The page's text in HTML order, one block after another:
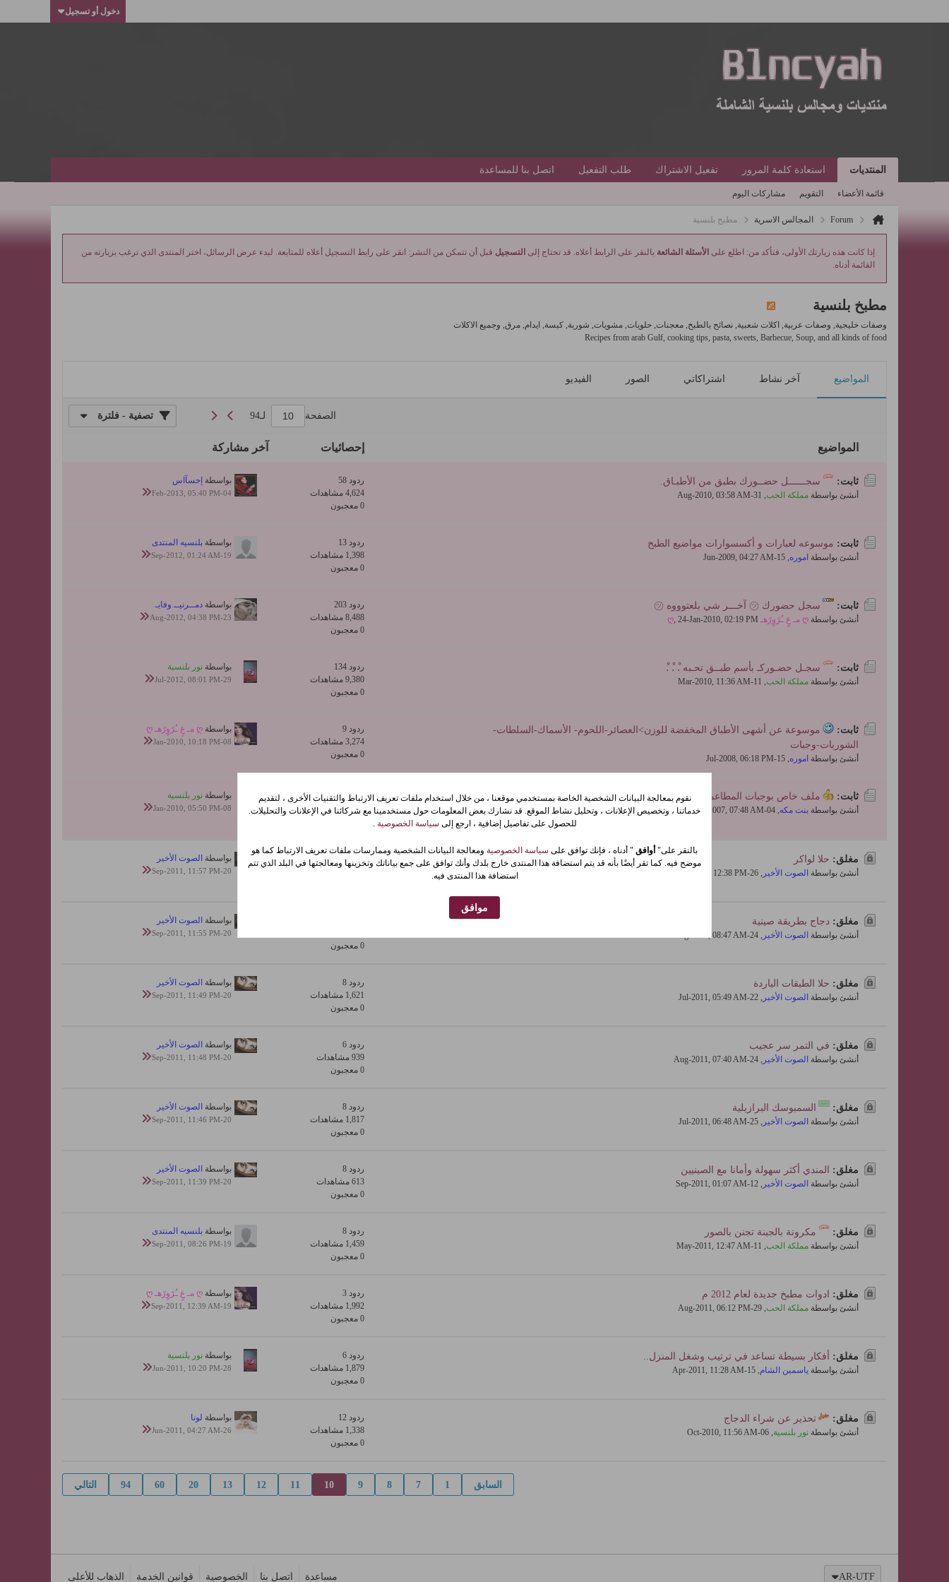
دخول أو تسجيل
المنتديات استعادة كلمة المرور تفعيل الاشتراك طلب التفعيل اتصل بنا للمساعدة
قائمة الأعضاء التقويم مشاركات اليوم
Forum المجالس الاسرية مطبخ بلنسية
إذا كانت هذه زيارتك الأولى، فتأكد من: اطلع على الأسئلة الشائعة بالنقر على الرابط أعلاه. قد تحتاج إلى التسجيل قبل أن تتمكن من النشر: انقر على رابط التسجيل أعلاه للمتابعة. لبدء عرض الرسائل، اختر المنتدى الذي ترغب بزيارته من
القائمة أدناه.
مطبخ بلنسية
وصفات خليجية, وصفات عربية, اكلات شعبية, نصائح بالطبخ, معجنات, حلويات, مشويات, شوربة, كبسة, ايدام, مرق, وجميع الاكلات
Recipes from arab Gulf, cooking tips, pasta, sweets, Barbecue, Soup, and all kinds of food
المواضيع آخر نشاط اشتراكاتي الصور الفيديو
الصفحة لـ94 تصفية - فلترة
المواضيع إحصائيات آخر مشاركة
ثابت: سجــــــل حضــورك بطبق من الأطبـاق.
أنشئ بواسطة مملكة الحب,
31-Aug-2010, 03:58 AM
ردود 58
4,624 مشاهدات
0 معجبون
بواسطة إحسآاس
04-Feb-2013, 05:40 PM
ثابت: موسوعه لعبارات و أكسسوارات مواضيع الطبخ
أنشئ بواسطة اموره,
15-Jun-2009, 04:27 AM
ردود 13
1,398 مشاهدات
0 معجبون
بواسطة بلنسيه المنتدى
19-Sep-2012, 01:24 AM
ثابت: سجل حضورك ㋡ آخـــر شي بلعتوووه ㋡
أنشئ بواسطة ღ مـ غٍ ـُرًوٍرًهـ ღ , 24-Jan-2010, 02:19 PM
ردود 203
8,488 مشاهدات
0 معجبون
بواسطة دمــرنيــ وفايـ
23-Aug-2012, 04:38 PM
ثابت: سجـل حضـوركـ بأسم طبــق تحـبه .ْ .ْ .ْ
أنشئ بواسطة مملكة الحب,
11-Mar-2010, 11:36 AM
ردود 134
9,380 مشاهدات
0 معجبون
بواسطة نور بلنسية
29-Jul-2012, 08:01 PM
ثابت:
موسوعة عن أشهى الأطباق المخفضة للوزن>العصائر-اللحوم- الأسماك-السلطات-
الشوربات-وجبات
أنشئ بواسطة اموره,
15-Jul-2008, 06:18 PM
ردود 9
3,274 مشاهدات
0 معجبون
بواسطة ღ مـ غٍ ـُرًوٍرًهـ ღ
08-Jan-2010, 10:18 PM
ثابت: ملف خاص بوجبات المطاعم السريعة ووصفاتها السرية
أنشئ بواسطة بنت مكه,
04-Sep-2007, 07:48 AM
ردود 14
4,040 مشاهدات
بواسطة نور بلنسية
08-Jan-2010, 05:50 PM
مغلق: حلا لواكر
أنشئ بواسطة الصوت الأخير ,
26-Aug-2011, 12:38 PM
735 مشاهدات
بواسطة الصوت الأخير
20-Sep-2011, 11:57 PM
مغلق: دجاج بطريقة صينية
أنشئ بواسطة الصوت الأخير ,
24-Aug-2011, 08:47 AM
0 معجبون
بواسطة الصوت الأخير
20-Sep-2011, 11:55 PM
مغلق: حلا الطبقات الباردة
أنشئ بواسطة الصوت الأخير ,
22-Jul-2011, 05:49 AM
ردود 8
1,621 مشاهدات
0 معجبون
بواسطة الصوت الأخير
20-Sep-2011, 11:49 PM
مغلق: في التمر سر عجيب
أنشئ بواسطة الصوت الأخير ,
24-Aug-2011, 07:40 AM
ردود 6
939 مشاهدات
0 معجبون
بواسطة الصوت الأخير
20-Sep-2011, 11:48 PM
مغلق: السمبوسك البرازيلية
أنشئ بواسطة الصوت الأخير ,
25-Jul-2011, 06:48 AM
ردود 8
1,817 مشاهدات
0 معجبون
بواسطة الصوت الأخير
20-Sep-2011, 11:46 PM
مغلق: المندي أكثر سهولة وأمانا مع الصينيين
أنشئ بواسطة الصوت الأخير ,
12-Sep-2011, 01:07 AM
ردود 8
613 مشاهدات
0 معجبون
بواسطة الصوت الأخير
20-Sep-2011, 11:39 PM
مغلق: مكرونة بالجبنة تجنن بالصور
أنشئ بواسطة مملكة الحب,
11-May-2011, 12:47 AM
ردود 8
1,459 مشاهدات
0 معجبون
بواسطة بلنسيه المنتدى
19-Sep-2011, 08:26 PM
مغلق: ادوات مطبخ جديدة لعام 2012 م
أنشئ بواسطة مملكة الحب,
29-Aug-2011, 06:12 PM
ردود 3
1,992 مشاهدات
0 معجبون
بواسطة ღ مـ غٍ ـُرًوٍرًهـ ღ
19-Sep-2011, 12:39 AM
مغلق: أفكار بسيطة تساعد في ترتيب وشغل المنزل..
أنشئ بواسطة ياسمين الشام,
15-Apr-2011, 11:28 AM
ردود 6
1,879 مشاهدات
0 معجبون
بواسطة نور بلنسية
28-Jun-2011, 10:20 PM
مغلق: تحذير عن شراء الدجاج
أنشئ بواسطة نور بلنسية,
06-Oct-2010, 11:56 AM
ردود 12
1,338 مشاهدات
0 معجبون
بواسطة لونا
26-Jun-2011, 04:27 AM
السابق 1
7
8
9
10
11
12
13
20
60
94 التالي
AR-UTF مساعدة اتصل بنا الخصوصية قوانين الخدمة الذهاب للأعلى
نقوم بمعالجة البيانات الشخصية الخاصة بمستخدمي موقعنا ، من خلال استخدام ملفات تعريف الارتباط والتقنيات الأخرى ، لتقديم
خدماتنا ، وتخصيص الإعلانات ، وتحليل نشاط الموقع. قد نشارك بعض المعلومات حول مستخدمينا مع شركائنا في الإعلانات والتحليلات.
للحصول على تفاصيل إضافية ، ارجع إلى سياسة الخصوصية .
بالنقر على" أوافق " أدناه ، فإنك توافق على سياسة الخصوصية ومعالجة البيانات الشخصية وممارسات ملفات تعريف الارتباط كما هو
موضح فيه. كما تقر أيضًا بأنه قد يتم استضافة هذا المنتدى خارج بلدك وأنك توافق على جمع بياناتك وتخزينها ومعالجتها في البلد الذي تتم
استضافة هذا المنتدى فيه.
موافق